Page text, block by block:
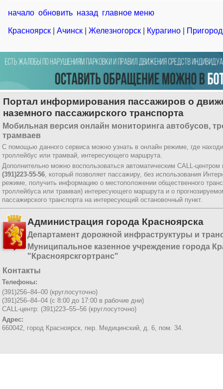
начало обновить назад главное меню
Красноярск Ачинск Железногорск Курагино
Портал информирования пассажиров о
наземного пассажирского транспорта
Мобильная версия онлайн мониторинга автобусов,
трамваев
С помощью данного сервиса можно узнать в онлайн режиме, где
троллейбус или трамвай, интересующего маршрута.
Дополнительно можно воспользоваться автоматическим CALL-
(391)223-55-56, который позволяет пассажиру, без использования
режиме, получить информацию о местоположении общественного
троллейбуса или трамвая) интересующего маршрута и о
пассажирского транспорта на интересующий остановочный пункт.
Администрация города Красноярска
Департамент дорожной инфраструктуры и
Муниципальное казенное учреждение города
"Красноярскгортранс"
Контакты
Телефоны:
(391)256–84–00 (круглосуточно)
(391)256–84–04 (с 8:00 до 17:00 в рабочие дни)
CALL-центр: (391)223–55–56 (круглосуточно)
Адрес:
660042, город Красноярск, пер. Медицинский, д. 6, пом. 34.